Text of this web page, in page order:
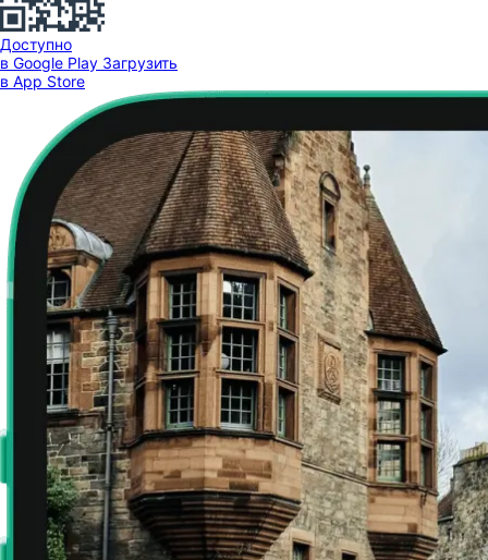
Доступно
в Google Play Загрузить
в App Store